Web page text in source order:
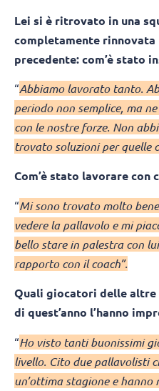
Lei si è ritrovato in una
completamente
precedente: com’è stato
“Abbiamo lavorato tanto.
periodo non semplice, ma
con le nostre forze. Non
trovato soluzioni per quelle
Com’è stato lavorare con
“Mi sono trovato molto
vedere la pallavolo e mi
bello stare in palestra con
rapporto con il coach”.
Quali giocatori delle
di quest’anno l’hanno
“Ho visto tanti buonissimi
livello. Cito due pallavolisti
un’ottima stagione e